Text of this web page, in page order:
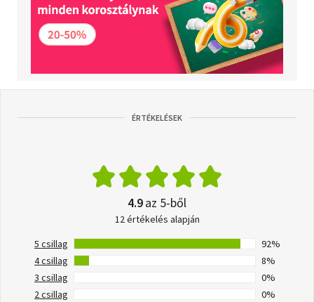
ÉRTÉKELÉSEK
4.9az 5-ből
12 értékelés alapján
5 csillag
92%
4 csillag
8%
3 csillag
0%
2 csillag
0%